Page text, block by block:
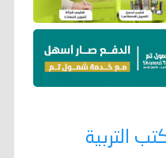
التربية